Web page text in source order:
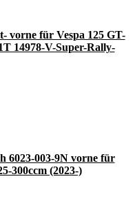
vorne für Vespa 125 GT-
14978-V-Super-Rally-
6023-003-9N vorne für
300ccm (2023-)